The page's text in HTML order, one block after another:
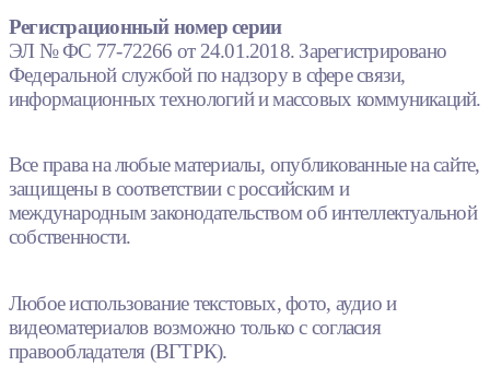
Регистрационный номер серии
ЭЛ № ФС 77-72266 от 24.01.2018. Зарегистрировано
Федеральной службой по надзору в сфере связи,
информационных технологий и массовых коммуникаций.
Все права на любые материалы, опубликованные на сайте,
защищены в соответствии с российским и
международным законодательством об интеллектуальной
собственности.
Любое использование текстовых, фото, аудио и
видеоматериалов возможно только с согласия
правообладателя (ВГТРК).